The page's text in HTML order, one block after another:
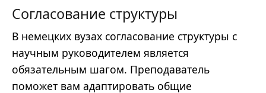
Согласование структуры
В немецких вузах согласование структуры с
научным руководителем является
обязательным шагом. Преподаватель
поможет вам адаптировать общие